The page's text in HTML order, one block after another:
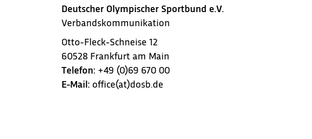
Deutscher Olympischer Sportbund e.V.
Verbandskommunikation
Otto-Fleck-Schneise 12
60528 Frankfurt am Main
Telefon:+49 (0)69 670 00
E-Mail:office(at)dosb.de